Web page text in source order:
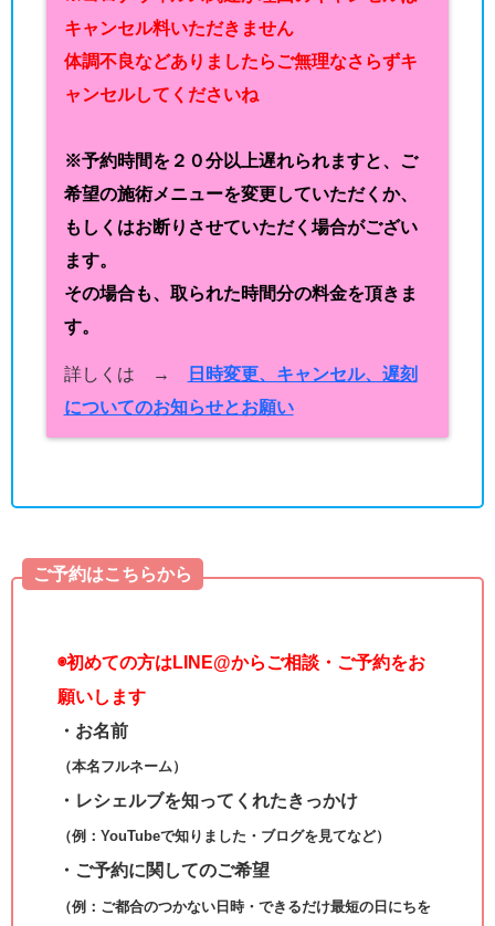
キャンセル料いただきません
体調不良などありましたらご無理なさらずキ
ャンセルしてくださいね
※予約時間を２０分以上遅れられますと、ご
希望の施術メニューを変更していただくか、
もしくはお断りさせていただく場合がござい
ます。
その場合も、取られた時間分の料金を頂きま
す。
詳しくは →
日時変更、キャンセル、遅刻
についてのお知らせとお願い
ご予約はこちらから
◉初めての方はLINE@からご相談・ご予約をお
願いします
・お名前
（本名フルネーム）
・レシェルブを知ってくれたきっかけ
（例：YouTubeで知りました・ブログを見てなど）
・ご予約に関してのご希望
（例：ご都合のつかない日時・できるだけ最短の日にちを